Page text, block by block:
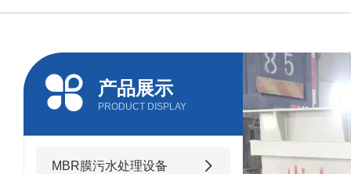
产品展示
PRODUCT DISPLAY
MBR膜污水处理设备